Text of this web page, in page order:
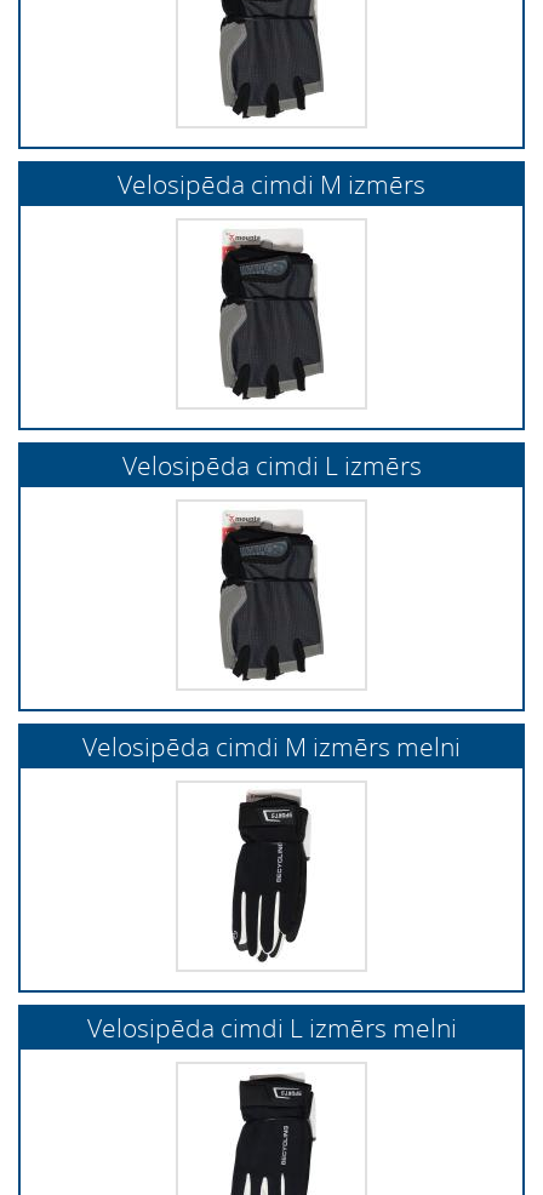
Velosipēda cimdi M izmērs
Velosipēda cimdi L izmērs
Velosipēda cimdi M izmērs melni
Velosipēda cimdi L izmērs melni